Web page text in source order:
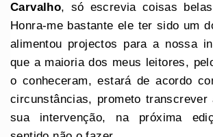
Carvalho, só escrevia coisas
Honra-me bastante ele ter sido um
alimentou projectos para a nossa
que a maioria dos meus leitores,
o conheceram, estará de acordo
circunstâncias, prometo
sua intervenção, na próxima